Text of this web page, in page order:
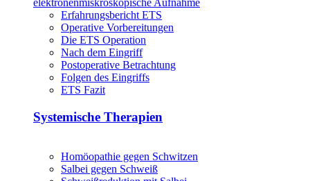
Erfahrungsbericht ETS
Operative Vorbereitungen
Die ETS Operation
Nach dem Eingriff
Postoperative Betrachtung
Folgen des Eingriffs
ETS Fazit
Systemische Therapien
Homöopathie gegen Schwitzen
Salbei gegen Schweiß